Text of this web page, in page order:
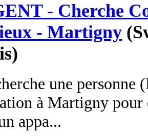
- Cherche
- Martigny
une personne
à Martigny pour
appa...